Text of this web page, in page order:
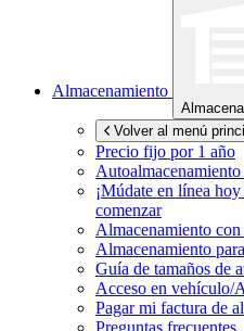
Almacenamiento
Volver al menú
Precio fijo por 1 año
Autoalmacenamiento
¡Múdate en línea
comenzar
Almacenamiento
Almacenamiento
Guía de tamaños de
Acceso en vehículo/
Pagar mi factura de
Preguntas frecuentes